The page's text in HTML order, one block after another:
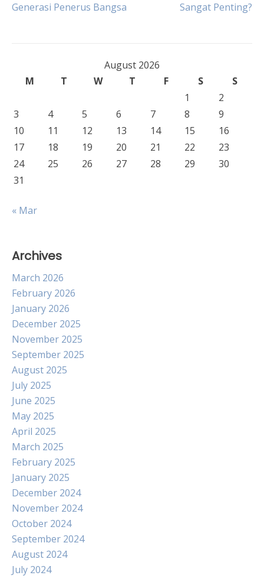
navigation
Generasi Penerus Bangsa
Sangat Penting?
August 2026
M
T W T F S
S
1
2
3
4 5 6 7 8
9
10
11 12 13 14 15
16
17
18 19 20 21 22
23
24
25 26 27 28 29
30
31
« Mar
Archives
March 2026
February 2026
January 2026
December 2025
November 2025
September 2025
August 2025
July 2025
June 2025
May 2025
April 2025
March 2025
February 2025
January 2025
December 2024
November 2024
October 2024
September 2024
August 2024
July 2024